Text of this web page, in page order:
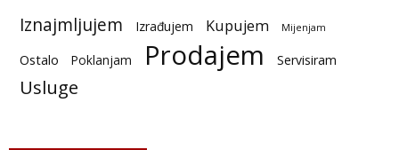
Iznajmljujem Izrađujem Kupujem Mijenjam
Ostalo Poklanjam Prodajem Servisiram
Usluge